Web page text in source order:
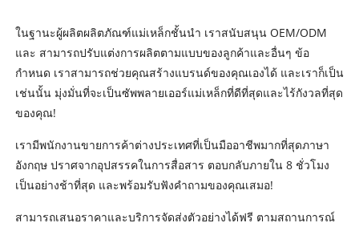
ในฐานะผู้ผลิตผลิตภัณฑ์แม่เหล็กชั้นนำ เราสนับสนุน OEM/ODM
และ สามารถปรับแต่งการผลิตตามแบบของลูกค้าและอื่นๆ ข้อ
กำหนด เราสามารถช่วยคุณสร้างแบรนด์ของคุณเองได้ และเราก็เป็น
เช่นนั้น มุ่งมั่นที่จะเป็นซัพพลายเออร์แม่เหล็กที่ดีที่สุดและไร้กังวลที่สุด
ของคุณ!
เรามีพนักงานขายการค้าต่างประเทศที่เป็นมืออาชีพมากที่สุดภาษา
อังกฤษ ปราศจากอุปสรรคในการสื่อสาร ตอบกลับภายใน 8 ชั่วโมง
เป็นอย่างช้าที่สุด และพร้อมรับฟังคำถามของคุณเสมอ!
สามารถเสนอราคาและบริการจัดส่งตัวอย่างได้ฟรี ตามสถานการณ์